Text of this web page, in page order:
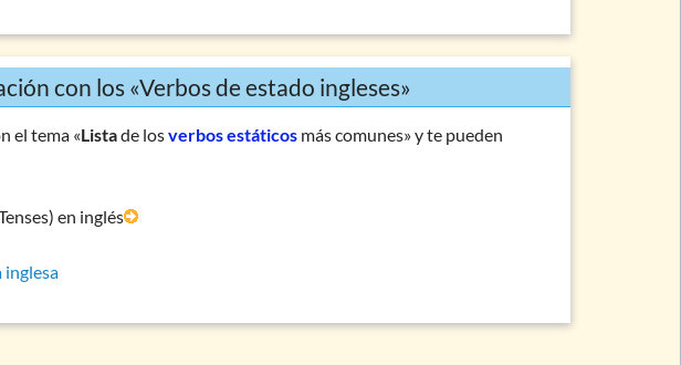
con los «Verbos de estado ingleses»
el tema «Listade losverbos estáticos más comunes» y te pueden
en inglés
inglesa